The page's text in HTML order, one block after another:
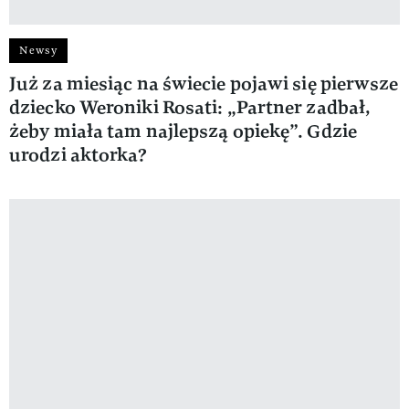
Newsy
Już za miesiąc na świecie pojawi się pierwsze
dziecko Weroniki Rosati: „Partner zadbał,
żeby miała tam najlepszą opiekę”. Gdzie
urodzi aktorka?